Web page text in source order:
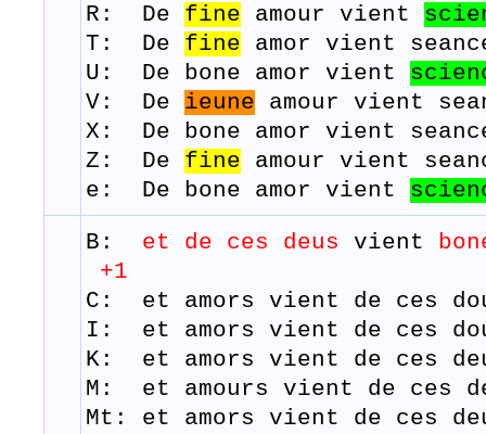
R: De fine amour vient
​T: De fine amor vient
U: De bone amor vient
​V: De ieune amour vient
X: De bone amor vient
Z: De fine amour vient
e: De bone amor vient
B: et de ces deus vient
+1
C: et amors vient de ces
I: et amors vient de ces
K: et amors vient de ces
M: et amours vient de ces
Mt: et amors vient de ces